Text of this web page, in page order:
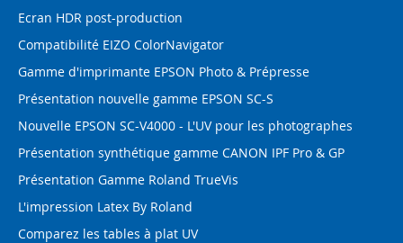
Ecran HDR post-production
Compatibilité EIZO ColorNavigator
Gamme d'imprimante EPSON Photo & Prépresse
Présentation nouvelle gamme EPSON SC-S
Nouvelle EPSON SC-V4000 - L'UV pour les photographes
Présentation synthétique gamme CANON IPF Pro & GP
Présentation Gamme Roland TrueVis
L'impression Latex By Roland
Comparez les tables à plat UV